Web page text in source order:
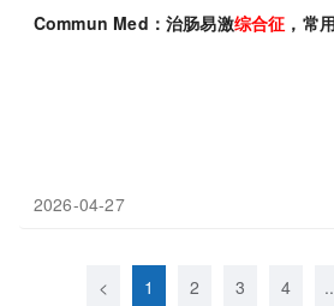
Commun Med：治肠易激综合征 ，常
2026-04-27
< 1 2 3 4